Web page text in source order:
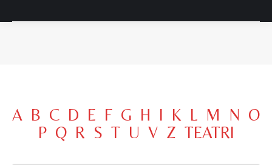
A B C D E F G H I K L M N O
P Q R S T U V Z TEATRI